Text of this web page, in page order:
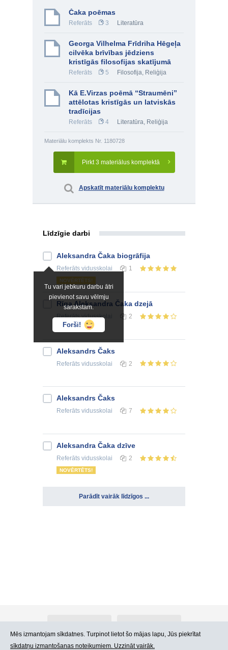
Čaka poēmas
Referāts 3 Literatūra
Georga Vilhelma Frīdriha Hēgeļa
cilvēka brīvības jēdziens
kristīgās filosofijas skatījumā
Referāts 5 Filosofija, Reliģija
Kā E.Virzas poēmā “Straumēni”
attēlotas kristīgās un latviskās
tradīcijas
Referāts 4 Literatūra, Reliģija
Materiālu komplekts Nr. 1180728
Pirkt 3 materiālus komplektā
Apskatīt materiālu komplektu
Līdzīgie darbi
Tu vari jebkuru darbu ātri
pievienot savu vēlmju
sarakstam.
Forši!
Aleksandra Čaka biogrāfija
Referāts vidusskolai 1
NOVĒRTĒTS!
Rīga Aleksandra Čaka dzejā
Referātsvidusskolai 2
Aleksandrs Čaks
Referāts vidusskolai 2
Aleksandrs Čaks
Referāts vidusskolai 7
Aleksandra Čaka dzīve
Referāts vidusskolai 2
NOVĒRTĒTS!
Parādīt vairāk līdzīgos ...
Mēs izmantojam sīkdatnes. Turpinot lietot šo mājas lapu, Jūs piekrītat
sīkdatņu izmantošanas noteikumiem. Uzzināt vairāk.